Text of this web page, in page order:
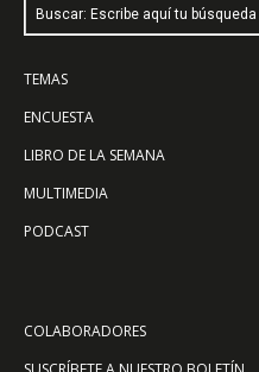
Buscar: Escribe aquí tu búsqueda
TEMAS
ENCUESTA
LIBRO DE LA SEMANA
MULTIMEDIA
PODCAST
COLABORADORES